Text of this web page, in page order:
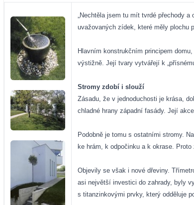
„Nechtěla jsem tu mít tvrdé přechody
uvažovaných zídek, které měly plochu
Hlavním konstrukčním principem
výstižně. Její tvary vytvářejí k
Stromy zdobí i slouží
Zásadu, že v jednoduchosti je krása,
chladné hrany západní fasády. Její
Podobně je tomu s ostatními stromy.
ke hrám, k odpočinku a k okrase.
Objevily se však i nové dřeviny.
asi největší investici do zahrady, byly
s titanzinkovými prvky, který odděluje